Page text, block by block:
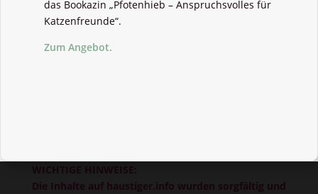
das Bookazin „Pfotenhieb – Anspruchsvolles für
Katzenfreunde“.
Zum Angebot.
WICHTIGE HINWEISE:
Die Inhalte auf haustiger.info wurden sorgfältig und